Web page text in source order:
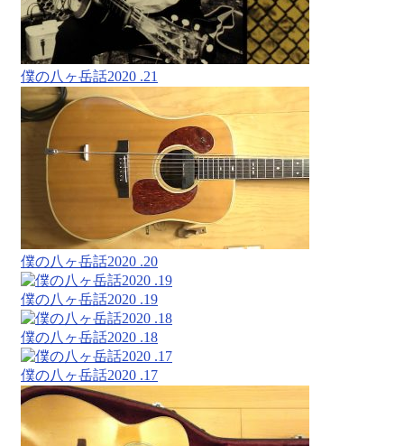
僕の八ヶ岳話2020 .21
僕の八ヶ岳話2020 .20
僕の八ヶ岳話2020 .19
僕の八ヶ岳話2020 .18
僕の八ヶ岳話2020 .17